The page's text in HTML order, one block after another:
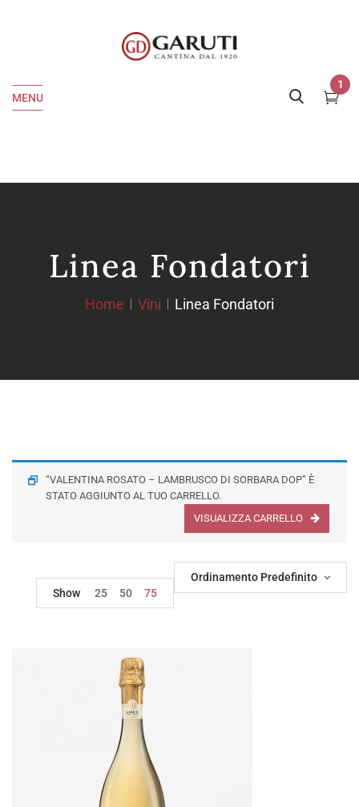
MENU
1
Linea Fondatori
Home Vini Linea Fondatori
“VALENTINA ROSATO – LAMBRUSCO DI SORBARA DOP” È
STATO AGGIUNTO AL TUO CARRELLO.
VISUALIZZA CARRELLO
Ordinamento Predefinito
Show
25 50 75